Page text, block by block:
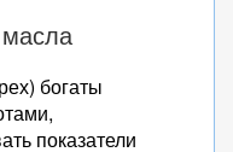
богаты
показатели